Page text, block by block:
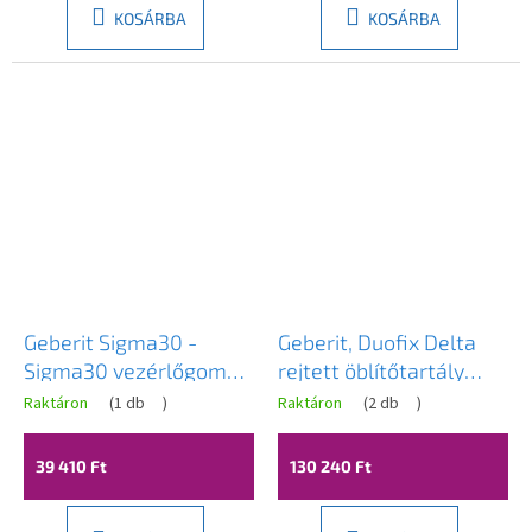
KOSÁRBA KOSÁRBA
Geberit Sigma30 -
Sigma30 vezérlőgomb,
fekete / króm fényes,
115.883.KM.1
Raktáron (1 db )
39 410 Ft
Geberit, Duofix Delta
rejtett öblítőtartály
szett + Desna fali WC-
csésze duroplaszt
ülőkével, Vortex
LAV-SETDESNAGEB
Raktáron (2 db )
130 240 Ft